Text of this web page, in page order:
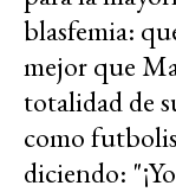
blasfemia:
mejor que
totalidad de
como
diciendo: